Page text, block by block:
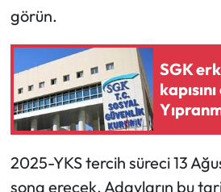
görün.
SGK
2025-YKS tercih süreci 13
sona erecek. Adayların bu